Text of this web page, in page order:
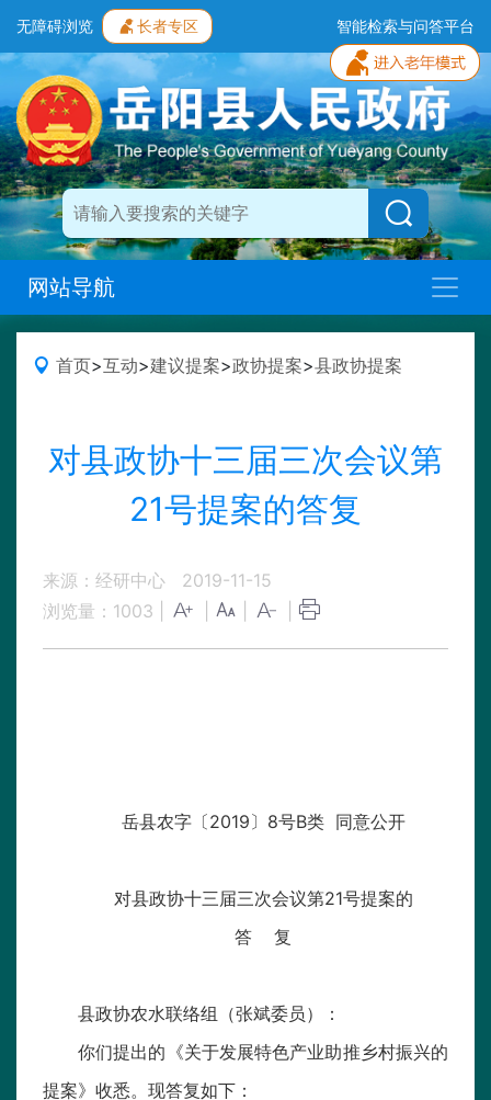
无障碍浏览 长者专区 智能检索与问答平台
网站导航
首页>互动>建议提案>政协提案>县政协提案
对县政协十三届三次会议第
21号提案的答复
来源：经研中心
2019-11-15
浏览量： 1003
岳县农字〔2019〕8号B类 同意公开
对县政协十三届三次会议第21号提案的
答 复
县政协农水联络组（张斌委员）：
你们提出的《关于发展特色产业助推乡村振兴的
提案》收悉。现答复如下：